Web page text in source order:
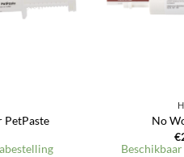
PetPaste
No
€